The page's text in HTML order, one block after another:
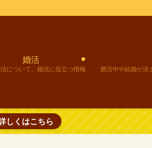
婚活
について、婚活に役立つ情報 婚活中や結婚が決
しくはこちら